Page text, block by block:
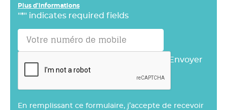
Plus d'informations
"*" indicates required fields
Envoyer
En remplissant ce formulaire, j’accepte de recevoir